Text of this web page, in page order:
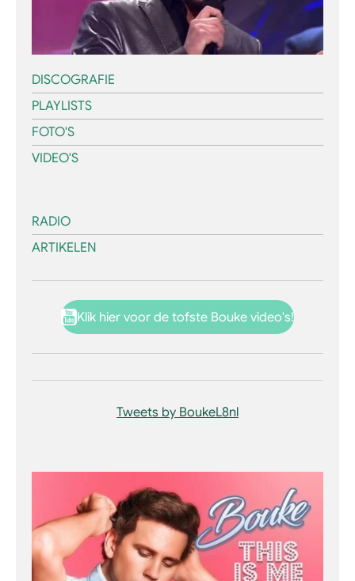
DISCOGRAFIE
PLAYLISTS
FOTO'S
VIDEO'S
RADIO
ARTIKELEN
Klik hier voor de tofste Bouke video's!
Tweets by BoukeL8nl